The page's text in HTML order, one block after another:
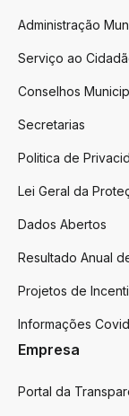
Administração
Serviço ao
Conselhos
Secretarias
Politica de
Lei Geral da
Dados Abertos
Resultado Anual
Projetos de
Informações
Empresa
Portal da